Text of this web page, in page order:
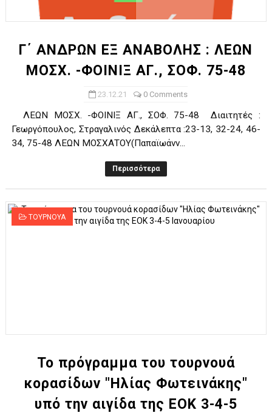
ΧΡΟΝΙΑ ΠΟΛΛΑ ΣΤΟ ΕΛΛΗΝΙΚΟ ΜΠΑΣΚΕΤ : 39Η ΕΠΕΤΕΙΟΣ ΑΠΟ
Ο δρόμος για τον 29ο τελικό κυπέλλου ανδρών ΕΣΚΑΝΑ
U21: Τεράστια πρόκριση για τον Πανελευσινιακό στον
Γ΄ανδρών play offs : "Σκληρό" καρύδι η Φιλία Περάματος
Play off B εφήβων Β φάση Στο f4 ΑΕ Ρέντη, Πέρα , Ερμής
Γ΄ ΑΝΔΡΩΝ ΕΞ ΑΝΑΒΟΛΗΣ : ΛΕΩΝ
ΜΟΣΧ. -ΦΟΙΝΙΞ ΑΓ., ΣΟΦ. 75-48
23.12.21 0 Comments
ΛΕΩΝ ΜΟΣΧ. -ΦΟΙΝΙΞ ΑΓ., ΣΟΦ. 75-48 Διαιτητές :
Γεωργόπουλος, Στραγαλινός Δεκάλεπτα :23-13, 32-24, 46-
34, 75-48 ΛΕΩΝ ΜΟΣΧΑΤΟΥ(Παπαϊωάνν...
Περισσότερα
ΤΟΥΡΝΟΥΑ
Το πρόγραμμα του τουρνουά
κορασίδων "Ηλίας Φωτεινάκης"
υπό την αιγίδα της ΕΟΚ 3-4-5